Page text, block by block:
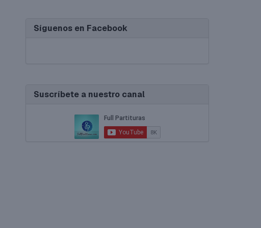
Síguenos en Facebook
Suscríbete a nuestro canal